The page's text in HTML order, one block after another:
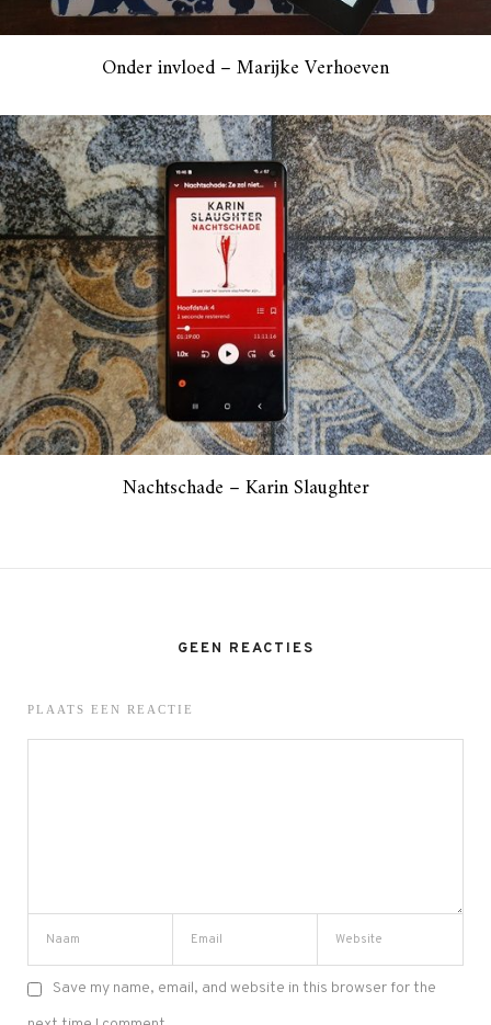
Onder invloed – Marijke Verhoeven
Nachtschade – Karin Slaughter
GEEN REACTIES
PLAATS EEN REACTIE
Save my name, email, and website in this browser for the